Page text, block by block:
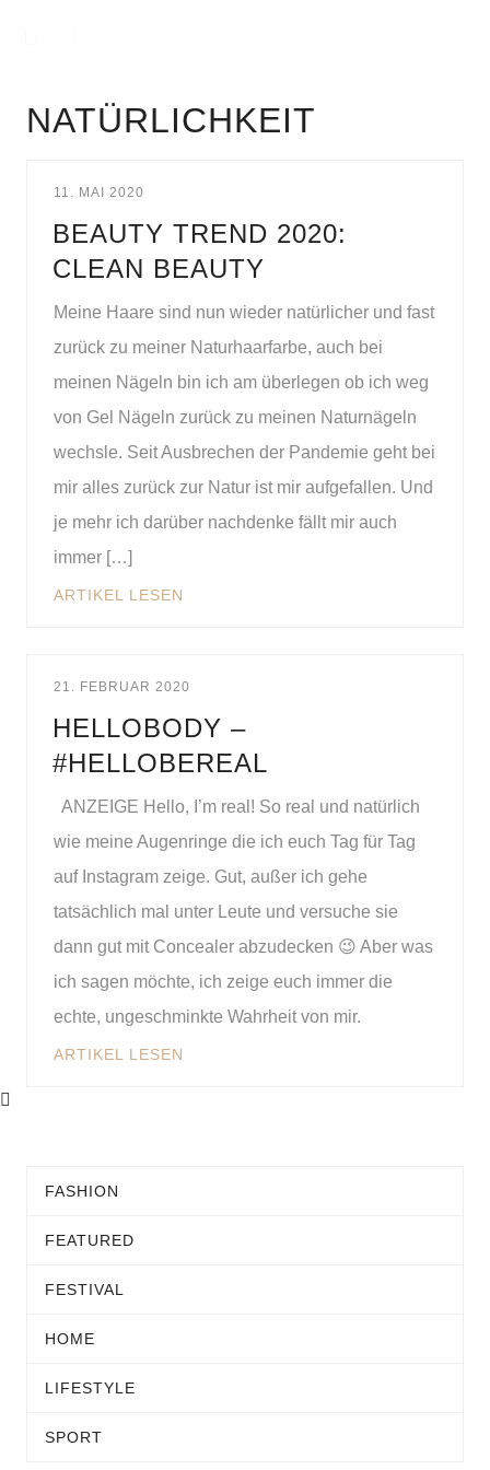
NATÜRLICHKEIT
11. MAI 2020
BEAUTY TREND 2020:
CLEAN BEAUTY
Meine Haare sind nun wieder natürlicher und fast
zurück zu meiner Naturhaarfarbe, auch bei
meinen Nägeln bin ich am überlegen ob ich weg
von Gel Nägeln zurück zu meinen Naturnägeln
wechsle. Seit Ausbrechen der Pandemie geht bei
mir alles zurück zur Natur ist mir aufgefallen. Und
je mehr ich darüber nachdenke fällt mir auch
immer […]
ARTIKEL LESEN
21. FEBRUAR 2020
HELLOBODY –
#HELLOBEREAL
ANZEIGE Hello, I’m real! So real und natürlich
wie meine Augenringe die ich euch Tag für Tag
auf Instagram zeige. Gut, außer ich gehe
tatsächlich mal unter Leute und versuche sie
dann gut mit Concealer abzudecken 😉 Aber was
ich sagen möchte, ich zeige euch immer die
echte, ungeschminkte Wahrheit von mir.
ARTIKEL LESEN
FASHION
FEATURED
FESTIVAL
HOME
LIFESTYLE
SPORT